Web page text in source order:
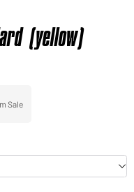
(yellow)
Sale